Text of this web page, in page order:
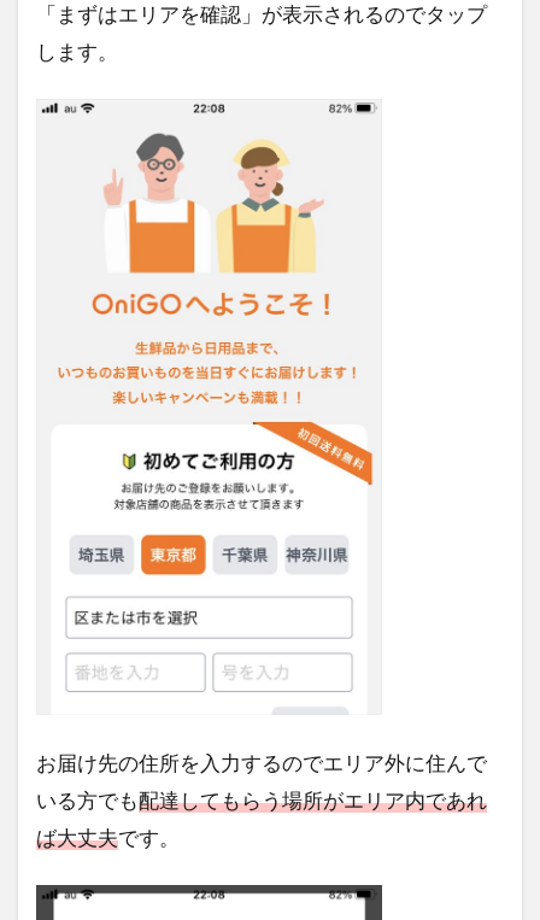
「まずはエリアを確認」が表示されるのでタップ
します。
お届け先の住所を入力するのでエリア外に住んで
いる方でも配達してもらう場所がエリア内であれ
ば大丈夫です。